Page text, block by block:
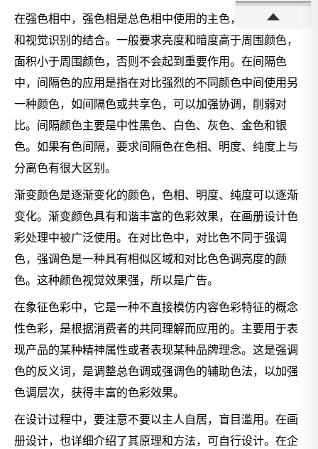
在强色相中，强色相是总色相中使用的主色，是面积因子
和视觉识别的结合。一般要求亮度和暗度高于周围颜色，
面积小于周围颜色，否则不会起到重要作用。在间隔色
中，间隔色的应用是指在对比强烈的不同颜色中间使用另
一种颜色，如间隔色或共享色，可以加强协调，削弱对
比。间隔颜色主要是中性黑色、白色、灰色、金色和银
色。如果有色间隔，要求间隔色在色相、明度、纯度上与
分离色有很大区别。
渐变颜色是逐渐变化的颜色，色相、明度、纯度可以逐渐
变化。渐变颜色具有和谐丰富的色彩效果，在画册设计色
彩处理中被广泛使用。在对比色中，对比色不同于强调
色，强调色是一种具有相似区域和对比色色调亮度的颜
色。这种颜色视觉效果强，所以是广告。
在象征色彩中，它是一种不直接模仿内容色彩特征的概念
性色彩，是根据消费者的共同理解而应用的。主要用于表
现产品的某种精神属性或者表现某种品牌理念。这是强调
色的反义词，是调整总色调或强调色的辅助色法，以加强
色调层次，获得丰富的色彩效果。
在设计过程中，要注意不要以主人自居，盲目滥用。在画
册设计，也详细介绍了其原理和方法，可自行设计。在企